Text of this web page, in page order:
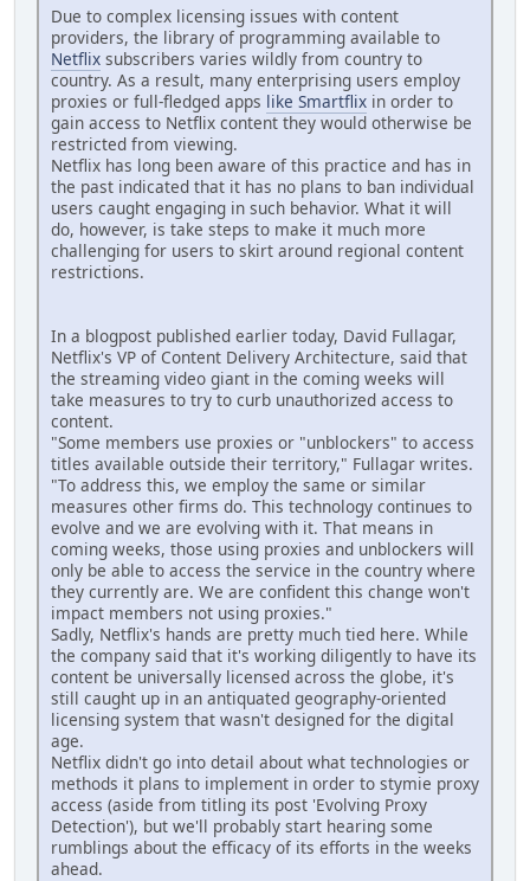
Due to complex licensing issues with content
providers, the library of programming available to
Netflix subscribers varies wildly from country to
country. As a result, many enterprising users employ
proxies or full-fledged apps like Smartflix in order to
gain access to Netflix content they would otherwise be
restricted from viewing.
Netflix has long been aware of this practice and has in
the past indicated that it has no plans to ban individual
users caught engaging in such behavior. What it will
do, however, is take steps to make it much more
challenging for users to skirt around regional content
restrictions.
In a blogpost published earlier today, David Fullagar,
Netflix's VP of Content Delivery Architecture, said that
the streaming video giant in the coming weeks will
take measures to try to curb unauthorized access to
content.
"Some members use proxies or "unblockers" to access
titles available outside their territory," Fullagar writes.
"To address this, we employ the same or similar
measures other firms do. This technology continues to
evolve and we are evolving with it. That means in
coming weeks, those using proxies and unblockers will
only be able to access the service in the country where
they currently are. We are confident this change won't
impact members not using proxies."
Sadly, Netflix's hands are pretty much tied here. While
the company said that it's working diligently to have its
content be universally licensed across the globe, it's
still caught up in an antiquated geography-oriented
licensing system that wasn't designed for the digital
age.
Netflix didn't go into detail about what technologies or
methods it plans to implement in order to stymie proxy
access (aside from titling its post 'Evolving Proxy
Detection'), but we'll probably start hearing some
rumblings about the efficacy of its efforts in the weeks
ahead.